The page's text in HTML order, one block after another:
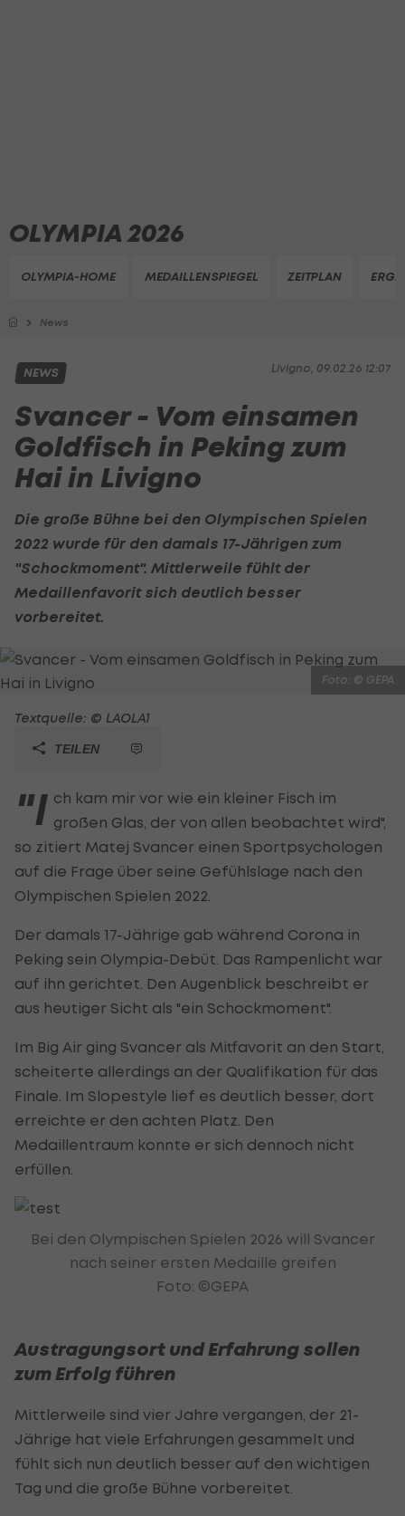
OLYMPIA 2026
OLYMPIA-HOME MEDAILLENSPIEGEL ZEITPLAN
News
Livigno, 09.02.26 12:07
NEWS
Svancer - Vom einsamen
Goldfisch in Peking zum
Hai in Livigno
Die große Bühne bei den Olympischen Spielen
2022 wurde für den damals 17-Jährigen zum
"Schockmoment". Mittlerweile fühlt der
Medaillenfavorit sich deutlich besser
vorbereitet.
Foto: © GEPA
Textquelle: © LAOLA1
TEILEN
"I ch kam mir vor wie ein kleiner Fisch im
großen Glas, der von allen beobachtet wird",
so zitiert Matej Svancer einen Sportpsychologen
auf die Frage über seine Gefühlslage nach den
Olympischen Spielen 2022.
Der damals 17-Jährige gab während Corona in
Peking sein Olympia-Debüt. Das Rampenlicht war
auf ihn gerichtet. Den Augenblick beschreibt er
aus heutiger Sicht als "ein Schockmoment".
Im Big Air ging Svancer als Mitfavorit an den Start,
scheiterte allerdings an der Qualifikation für das
Finale. Im Slopestyle lief es deutlich besser, dort
erreichte er den achten Platz. Den
Medaillentraum konnte er sich dennoch nicht
erfüllen.
Bei den Olympischen Spielen 2026 will Svancer
nach seiner ersten Medaille greifen
Foto: ©GEPA
Austragungsort und Erfahrung sollen
zum Erfolg führen
Mittlerweile sind vier Jahre vergangen, der 21-
Jährige hat viele Erfahrungen gesammelt und
fühlt sich nun deutlich besser auf den wichtigen
Tag und die große Bühne vorbereitet.